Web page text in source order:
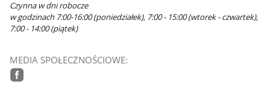
Czynna w dni robocze
w godzinach 7:00-16:00 (poniedziałek), 7:00 - 15:00 (wtorek - czwartek),
7:00 - 14:00 (piątek)
MEDIA SPOŁECZNOŚCIOWE: